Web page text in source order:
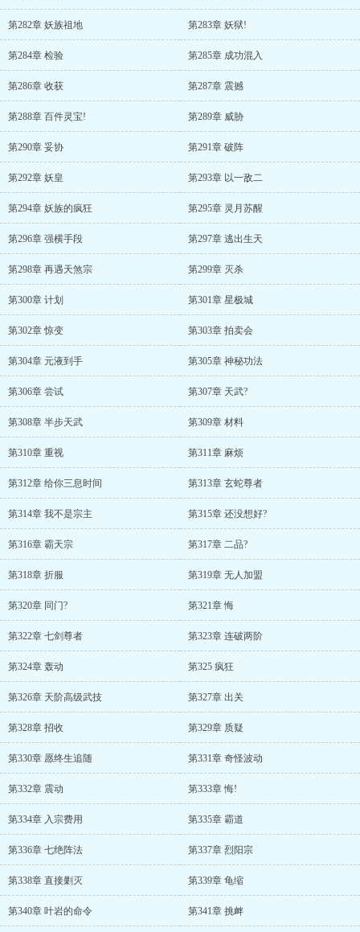
第282章 妖族祖地 第283章 妖狱!
第284章 检验 第285章 成功混入
第286章 收获 第287章 震撼
第288章 百件灵宝! 第289章 威胁
第290章 妥协 第291章 破阵
第292章 妖皇 第293章 以一敌二
第294章 妖族的疯狂 第295章 灵月苏醒
第296章 强横手段 第297章 逃出生天
第298章 再遇天煞宗 第299章 灭杀
第300章 计划 第301章 星极城
第302章 惊变 第303章 拍卖会
第304章 元液到手 第305章 神秘功法
第306章 尝试 第307章 天武?
第308章 半步天武 第309章 材料
第310章 重视 第311章 麻烦
第312章 给你三息时间 第313章 玄蛇尊者
第314章 我不是宗主 第315章 还没想好?
第316章 霸天宗 第317章 二品?
第318章 折服 第319章 无人加盟
第320章 同门? 第321章 悔
第322章 七剑尊者 第323章 连破两阶
第324章 轰动 第325 疯狂
第326章 天阶高级武技 第327章 出关
第328章 招收 第329章 质疑
第330章 愿终生追随 第331章 奇怪波动
第332章 震动 第333章 悔!
第334章 入宗费用 第335章 霸道
第336章 七绝阵法 第337章 烈阳宗
第338章 直接剿灭 第339章 龟缩
第340章 叶岩的命令 第341章 挑衅